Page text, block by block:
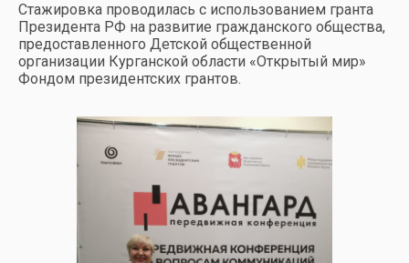
Стажировка проводилась с использованием гранта
Президента РФ на развитие гражданского общества,
предоставленного Детской общественной
организации Курганской области «Открытый мир»
Фондом президентских грантов.